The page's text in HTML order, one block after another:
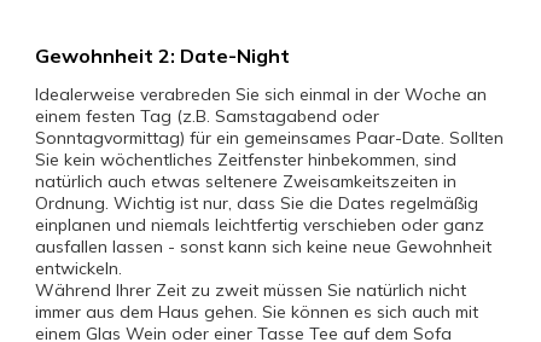
Gewohnheit 2: Date-Night
Idealerweise verabreden Sie sich einmal in der Woche an
einem festen Tag (z.B. Samstagabend oder
Sonntagvormittag) für ein gemeinsames Paar-Date. Sollten
Sie kein wöchentliches Zeitfenster hinbekommen, sind
natürlich auch etwas seltenere Zweisamkeitszeiten in
Ordnung. Wichtig ist nur, dass Sie die Dates regelmäßig
einplanen und niemals leichtfertig verschieben oder ganz
ausfallen lassen - sonst kann sich keine neue Gewohnheit
entwickeln.
Während Ihrer Zeit zu zweit müssen Sie natürlich nicht
immer aus dem Haus gehen. Sie können es sich auch mit
einem Glas Wein oder einer Tasse Tee auf dem Sofa